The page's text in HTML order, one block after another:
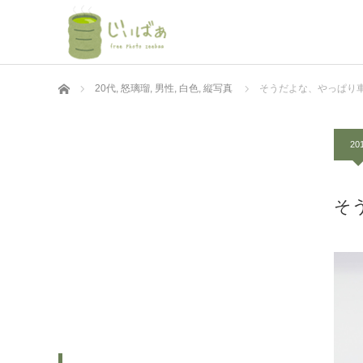
ホーム 20代, 怒璃瑠, 男性, 白色, 縦写真 そうだよな、やっぱり
そ